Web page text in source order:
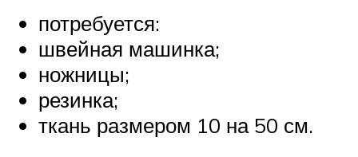
потребуется:
швейная машинка;
ножницы;
резинка;
ткань размером 10 на 50 см.